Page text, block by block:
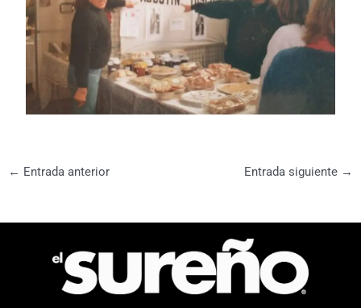
← Entrada anterior Entrada siguiente →